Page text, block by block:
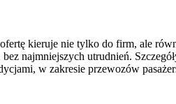
kieruje nie tylko do firm, ale
najmniejszych utrudnień.
w zakresie przewozów